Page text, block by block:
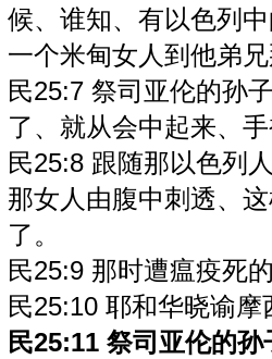
候、谁知、有以色列
一个米甸女人到他弟
民25:7 祭司亚伦的孙
了、就从会中起来、
民25:8 跟随那以色列
那女人由腹中刺透、
了。
民25:9 那时遭瘟疫死
民25:10 耶和华晓谕摩
民25:11 祭司亚伦的